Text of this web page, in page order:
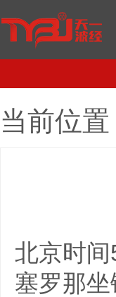
当前位置
北京时
塞罗那